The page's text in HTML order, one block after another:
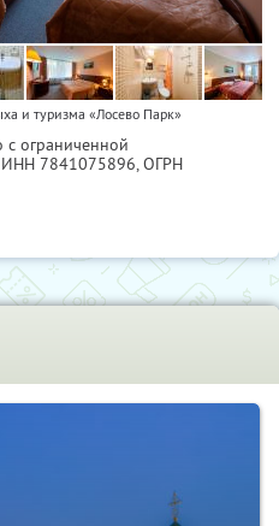
и туризма «Лосево Парк»
с ограниченной
ИНН 7841075896, ОГРН